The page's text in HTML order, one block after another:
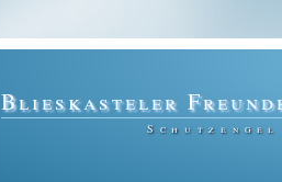
Blieskasteler